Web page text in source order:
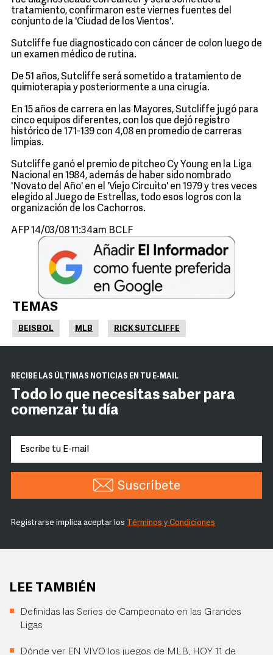
tratamiento, confirmaron este viernes fuentes del
conjunto de la 'Ciudad de los Vientos'.
Sutcliffe fue diagnosticado con cáncer de colon luego de
un examen médico de rutina.
De 51 años, Sutcliffe será sometido a tratamiento de
quimioterapia y posteriormente a una cirugía.
En 15 años de carrera en las Mayores, Sutcliffe jugó para
cinco equipos diferentes, con los que dejó registro
histórico de 171-139 con 4,08 en promedio de carreras
limpias.
Sutcliffe ganó el premio de pitcheo Cy Young en la Liga
Nacional en 1984, además de haber sido nombrado
'Novato del Año' en el 'Viejo Circuito' en 1979 y tres veces
elegido al Juego de Estrellas, todo esos logros con la
organización de los Cachorros.
AFP 14/03/08 11:34am BCLF
TEMAS
BEISBOL MLB RICK SUTCLIFFE
RECIBE LAS ÚLTIMAS NOTICIAS EN TU E-MAIL
Todo lo que necesitas saber para
comenzar tu día
Suscríbete
Registrarse implica aceptar los Términos y Condiciones
LEE TAMBIÉN
Definidas las Series de Campeonato en las Grandes
Ligas
Dónde ver EN VIVO los juegos de MLB, HOY 11 de